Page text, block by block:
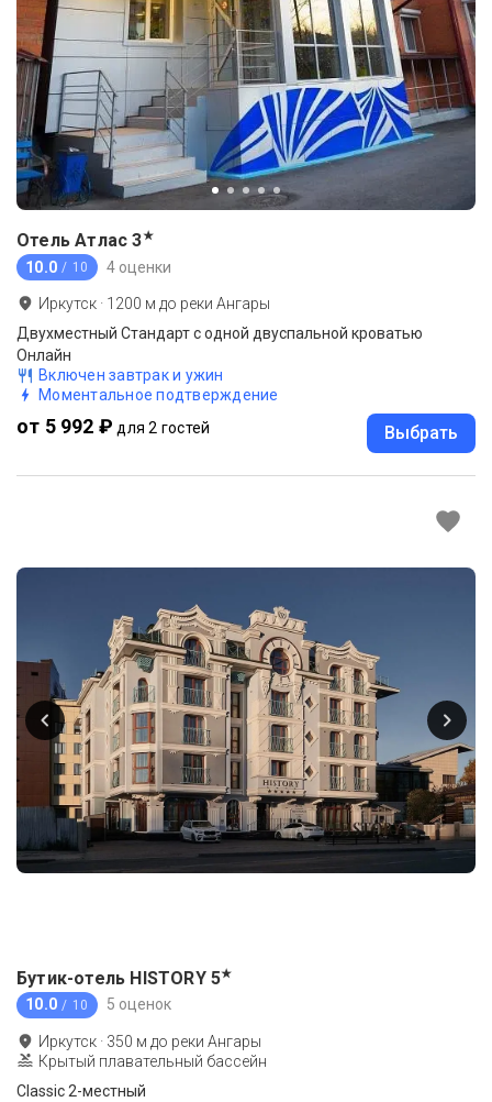
Отель Атлас 3★
10.0 / 10 4 оценки
Иркутск · 1200 м до реки Ангары
Двухместный Стандарт с одной двуспальной кроватью
Онлайн
Включен завтрак и ужин
Моментальное подтверждение
от 5 992 ₽ для 2 гостей Выбрать
Бутик-отель HISTORY 5★
10.0 / 10 5 оценок
Иркутск · 350 м до реки Ангары
Крытый плавательный бассейн
Classic 2-местный